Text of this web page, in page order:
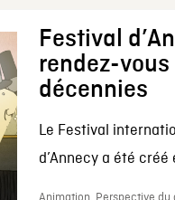
Festival
rendez-
décennies
Le Festival
d’Annecy a été créé